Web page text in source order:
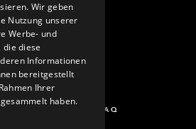
UND ANTWORTEN - FAQ
Wir geben
Nutzung unserer
Werbe- und
diese
Informationen
bereitgestellt
Ihrer
haben.